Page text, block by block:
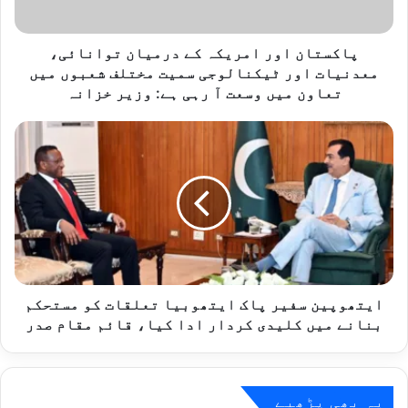
و
ی
ہ
ک
ے
د
ر
م
ی
و
پاکستان اور امریکہ کے درمیان توانائی،
معدنیات اور ٹیکنالوجی سمیت مختلف شعبوں میں
تعاون میں وسعت آ رہی ہے: وزیر خزانہ
ا
ت
ھ
و
پ
ی
ن
س
ایتھوپین سفیر پاک ایتھوبیا تعلقات کو مستحکم
بنانے میں کلیدی کردار ادا کیا، قائم مقام صدر
یہ بھی پڑھیے